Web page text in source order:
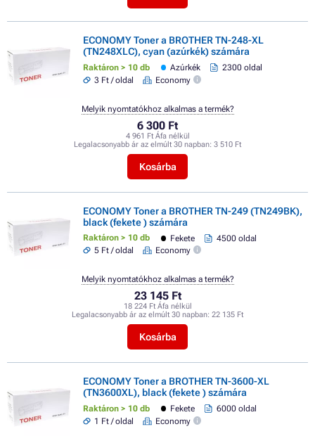
ECONOMY Toner a BROTHER TN-248-XL
(TN248XLC), cyan (azúrkék) számára
Raktáron > 10 db Azúrkék
2300 oldal
3 Ft / oldal
Economy
6 300 Ft
4 961 Ft Áfa nélkül
Legalacsonyabb ár az elmúlt 30 napban: 3 510 Ft
Kosárba
Melyik nyomtatókhoz alkalmas a termék?
ECONOMY Toner a BROTHER TN-249 (TN249BK),
black (fekete ) számára
Raktáron > 10 db Fekete
4500 oldal
5 Ft / oldal
Economy
23 145 Ft
18 224 Ft Áfa nélkül
Legalacsonyabb ár az elmúlt 30 napban: 22 135 Ft
Kosárba
Melyik nyomtatókhoz alkalmas a termék?
ECONOMY Toner a BROTHER TN-3600-XL
(TN3600XL), black (fekete ) számára
Raktáron > 10 db Fekete
6000 oldal
1 Ft / oldal
Economy